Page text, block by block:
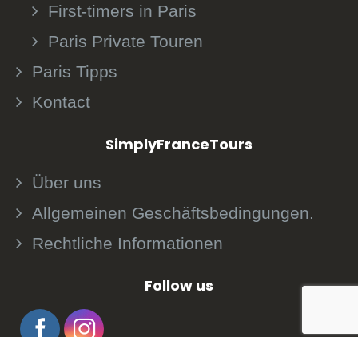
First-timers in Paris
Paris Private Touren
Paris Tipps
Kontact
SimplyFranceTours
Über uns
Allgemeinen Geschäftsbedingungen.
Rechtliche Informationen
Follow us